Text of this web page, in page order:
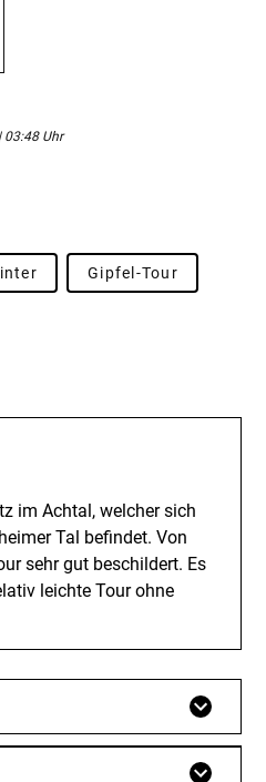
03:48 Uhr
Gipfel-Tour
im Achtal, welcher sich
Tal befindet. Von
sehr gut beschildert. Es
leichte Tour ohne